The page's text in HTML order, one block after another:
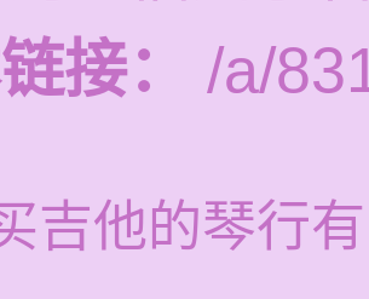
接：
/a/
吉他的琴行